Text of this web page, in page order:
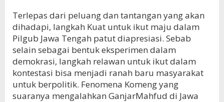
Terlepas dari peluang dan tantangan yang akan
dihadapi, langkah Kuat untuk ikut maju dalam
Pilgub Jawa Tengah patut diapresiasi. Sebab
selain sebagai bentuk eksperimen dalam
demokrasi, langkah relawan untuk ikut dalam
kontestasi bisa menjadi ranah baru masyarakat
untuk berpolitik. Fenomena Komeng yang
suaranya mengalahkan GanjarMahfud di Jawa